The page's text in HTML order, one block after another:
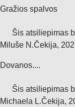
Gražios spalvos
Šis atsiliepimas
Miluše N.Čekija,
Dovanos....
Šis atsiliepimas
Michaela L.Čekija,